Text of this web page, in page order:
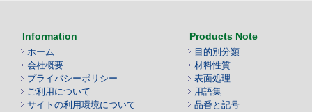
Information
ホーム
会社概要
プライバシーポリシー
ご利用について
サイトの利用環境について
Products Note
目的別分類
材料性質
表面処理
用語集
品番と記号